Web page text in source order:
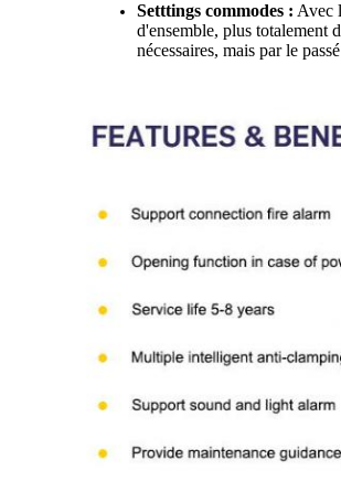
Setttings commodes : Avec
d'ensemble, plus totalement
nécessaires, mais par le